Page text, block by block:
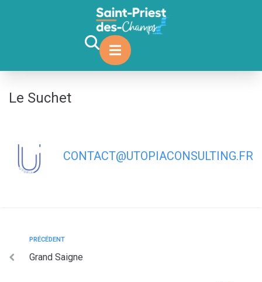
Le Suchet
CONTACT@UTOPIACONSULTING.FR
PRÉCÉDENT
Grand Saigne